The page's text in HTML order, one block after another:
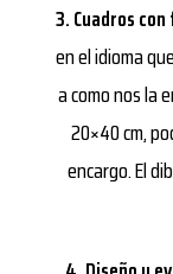
3. Cuadros
en el idioma
a como nos la
20×40 cm,
encargo. El